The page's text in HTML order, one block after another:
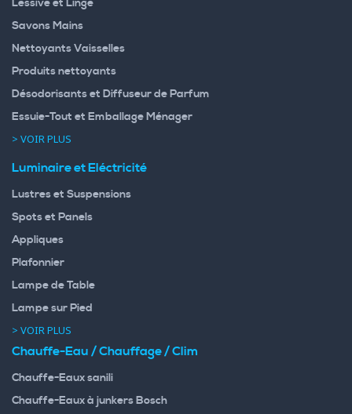
Lessive et Linge
Savons Mains
Nettoyants Vaisselles
Produits nettoyants
Désodorisants et Diffuseur de Parfum
Essuie-Tout et Emballage Ménager
> VOIR PLUS
Luminaire et Eléctricité
Lustres et Suspensions
Spots et Panels
Appliques
Plafonnier
Lampe de Table
Lampe sur Pied
> VOIR PLUS
Chauffe-Eau / Chauffage / Clim
Chauffe-Eaux sanili
Chauffe-Eaux à junkers Bosch